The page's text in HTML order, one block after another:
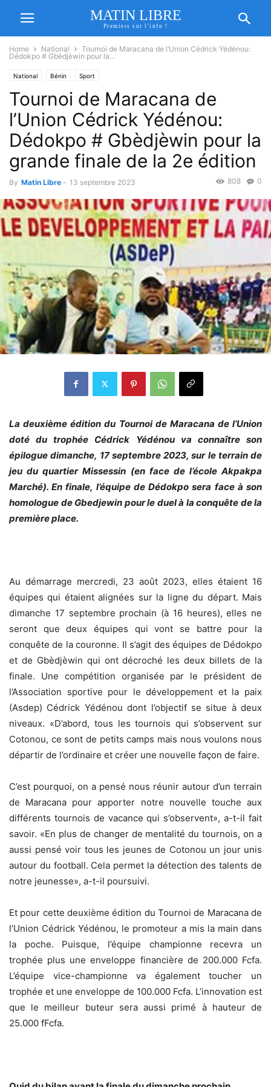
MATIN LIBRE
Premiers sur l'info !
Home National
Tournoi de Maracana de l’Union Cédrick Yédénou:
Dédokpo # Gbèdjèwin pour la...
National Bénin Sport
Tournoi de Maracana de
l’Union Cédrick Yédénou:
Dédokpo # Gbèdjèwin pour la
grande finale de la 2e édition
By Matin Libre - 13 septembre 2023 0
808
La deuxième édition du Tournoi de Maracana de l’Union
doté du trophée Cédrick Yédénou va connaître son
épilogue dimanche, 17 septembre 2023, sur le terrain de
jeu du quartier Missessin (en face de l’école Akpakpa
Marché). En finale, l’équipe de Dédokpo sera face à son
homologue de Gbedjewin pour le duel à la conquête de la
première place.
Au démarrage mercredi, 23 août 2023, elles étaient 16
équipes qui étaient alignées sur la ligne du départ. Mais
dimanche 17 septembre prochain (à 16 heures), elles ne
seront que deux équipes qui vont se battre pour la
conquête de la couronne. Il s’agit des équipes de Dédokpo
et de Gbèdjèwin qui ont décroché les deux billets de la
finale. Une compétition organisée par le président de
l’Association sportive pour le développement et la paix
(Asdep) Cédrick Yédénou dont l’objectif se situe à deux
niveaux. «D’abord, tous les tournois qui s’observent sur
Cotonou, ce sont de petits camps mais nous voulons nous
départir de l’ordinaire et créer une nouvelle façon de faire.
C’est pourquoi, on a pensé nous réunir autour d’un terrain
de Maracana pour apporter notre nouvelle touche aux
différents tournois de vacance qui s’observent», a-t-il fait
savoir. «En plus de changer de mentalité du tournois, on a
aussi pensé voir tous les jeunes de Cotonou un jour unis
autour du football. Cela permet la détection des talents de
notre jeunesse», a-t-il poursuivi.
Et pour cette deuxième édition du Tournoi de Maracana de
l’Union Cédrick Yédénou, le promoteur a mis la main dans
la poche. Puisque, l’équipe championne recevra un
trophée plus une enveloppe financière de 200.000 Fcfa.
L’équipe vice-championne va également toucher un
trophée et une enveloppe de 100.000 Fcfa. L’innovation est
que le meilleur buteur sera aussi primé à hauteur de
25.000 fFcfa.